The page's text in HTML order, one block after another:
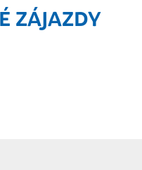
ZÁJAZDY